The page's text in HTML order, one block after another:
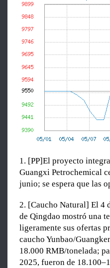
1. [PP]El proyecto
Guangxi Petrochemical
junio; se espera que las
2. [Caucho Natural] El 4
de Qingdao mostró una
ligeramente sus ofertas
caucho Yunbao/
18.000 RMB/tonelada;
2025, fueron de